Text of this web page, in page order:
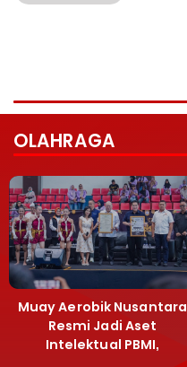
OLAHRAGA
Muay Aerobik Nusantara
Resmi Jadi Aset
Intelektual PBMI,